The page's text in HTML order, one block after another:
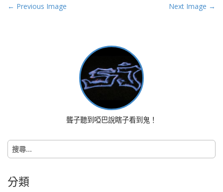
P
i
o
n
← Previous Image Next Image →
聾子聽到啞巴說瞎子看到鬼！
搜
尋
字:
分類